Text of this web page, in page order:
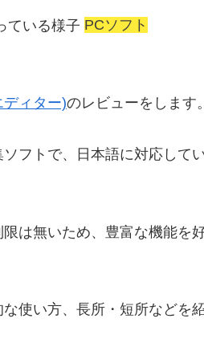
PCソフト
ィター)のレビューをします。
フトで、日本語に対応して
は無いため、豊富な機能を
使い方、長所・短所などを